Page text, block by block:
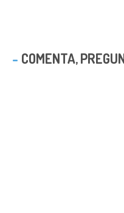
COMENTA,